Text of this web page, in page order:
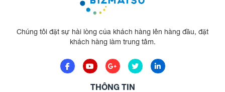
Chúng tôi đặt sự hài lòng của khách hàng lên hàng đầu, đặt
khách hàng làm trung tâm.
THÔNG TIN